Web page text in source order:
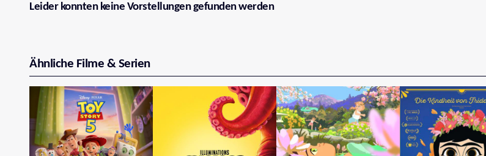
Leider konnten keine Vorstellungen gefunden werden
Ähnliche Filme & Serien